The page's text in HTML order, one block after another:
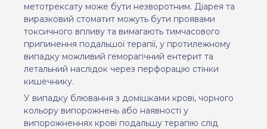
метотрексату може бути незворотним. Діарея та
виразковий стоматит можуть бути проявами
токсичного впливу та вимагають тимчасового
припинення подальшої терапії, у протилежному
випадку можливий геморагічний ентерит та
летальний наслідок через перфорацію стінки
кишечнику.
У випадку блювання з домішками крові, чорного
кольору випорожнень або наявності у
випорожненнях крові подальшу терапію слід